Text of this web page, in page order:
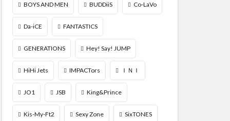
BOYS AND MEN BUDDiiS Co-LaVo
Da-iCE FANTASTICS
GENERATIONS Hey! Say! JUMP
HiHi Jets IMPACTors ＩＮＩ
JO1 JSB King&Prince
Kis-My-Ft2 Sexy Zone SixTONES